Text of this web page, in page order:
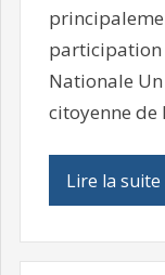
participation
Nationale
citoyenne de
Lire la suite